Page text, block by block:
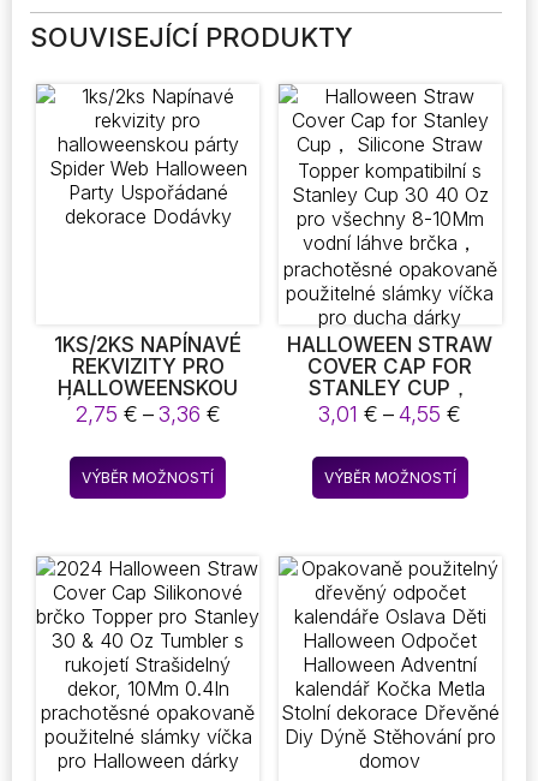
SOUVISEJÍCÍ PRODUKTY
1KS/2KS NAPÍNAVÉ
REKVIZITY PRO
HALLOWEENSKOU
PÁRTY SPIDER WEB
HALLOWEEN PARTY
USPOŘÁDANÉ
DEKORACE DODÁVKY
2,75€ –3,36€
2,75 €
až
VÝBĚR MOŽNOSTÍ
Tento
produkt
variant.
Možnosti
lze
vybrat
na
stránce
produktu
HALLOWEEN STRAW
COVER CAP FOR
STANLEY CUP，
SILICONE STRAW
TOPPER
KOMPATIBILNÍ S
STANLEY CUP 30 40
OZ PRO VŠECHNY 8-
PRACHOTĚSNÉ
OPAKOVANĚ
POUŽITELNÉ SLÁMKY
VÍČKA PRO DUCHA
DÁRKY
3,01€ – 4,55€
3,01 €
až
VÝBĚR MOŽNOSTÍ
Tento
produkt
variant.
lze
vybrat
na
stránce
produktu